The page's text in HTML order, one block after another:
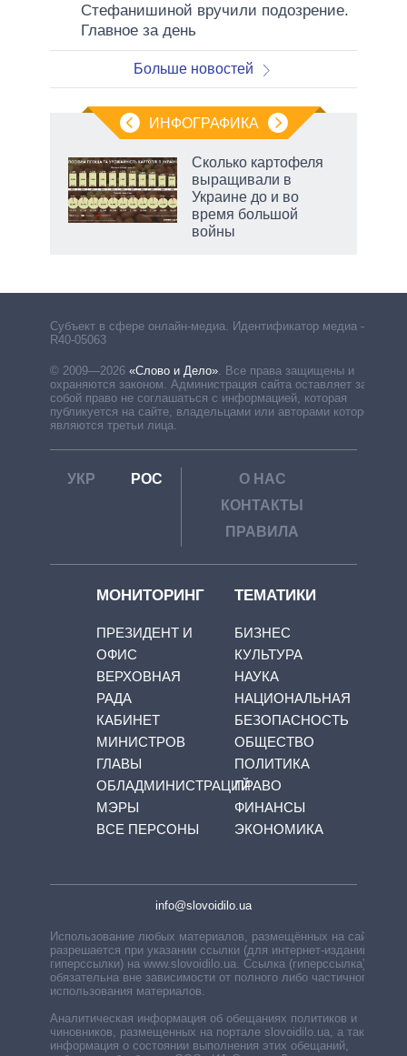
Стефанишиной вручили подозрение.
Главное за день
Больше новостей
ИНФОГРАФИКА
Сколько картофеля
выращивали в
Украине до и во
время большой
войны
Субъект в сфере онлайн-медиа. Идентификатор медиа –
R40-05063
© 2009—2026 «Слово и Дело»
Все права защищены и
охраняются законом. Администрация сайта оставляет за
собой право не соглашаться с информацией, которая
публикуется на сайте, владельцами или авторами которой
являются третьи лица.
УКР РОС
О НАС
КОНТАКТЫ
ПРАВИЛА
МОНИТОРИНГ
ПРЕЗИДЕНТ И
ОФИС
ВЕРХОВНАЯ
РАДА
КАБИНЕТ
МИНИСТРОВ
ГЛАВЫ
ОБЛАДМИНИСТРАЦИЙ
МЭРЫ
ВСЕ ПЕРСОНЫ
ТЕМАТИКИ
БИЗНЕС
КУЛЬТУРА
НАУКА
НАЦИОНАЛЬНАЯ
БЕЗОПАСНОСТЬ
ОБЩЕСТВО
ПОЛИТИКА
ПРАВО
ФИНАНСЫ
ЭКОНОМИКА
info@slovoidilo.ua
Использование любых материалов, размещённых на сайте,
разрешается при указании ссылки (для интернет-изданий —
гиперссылки) на www.slovoidilo.ua. Ссылка (гиперссылка)
обязательна вне зависимости от полного либо частичного
использования материалов.
Аналитическая информация об обещаниях политиков и
чиновников, размещенных на портале slovoidilo.ua, а также
информация о состоянии выполнения этих обещаний,